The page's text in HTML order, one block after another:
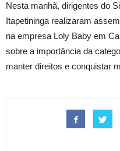
Nesta manhã, dirigentes do
Itapetininga realizaram
na empresa Loly Baby em
sobre a importância da
manter direitos e conquistar